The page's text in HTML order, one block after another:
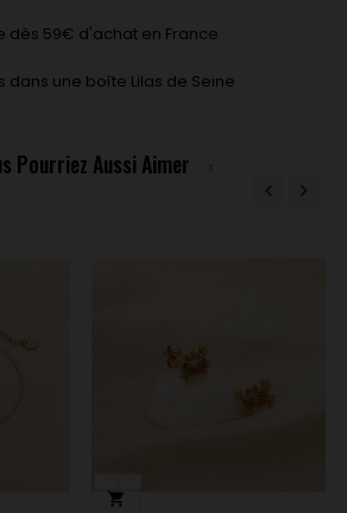
dès 59€ d'achat en France
dans une boîte Lilas de Seine
Pourriez Aussi Aimer
